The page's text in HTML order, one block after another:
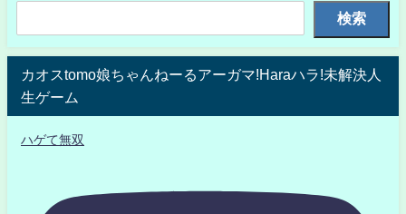
検索
カオスtomo娘ちゃんねーるアーガマ!Haraハラ!未解決人
生ゲーム
ハゲて無双